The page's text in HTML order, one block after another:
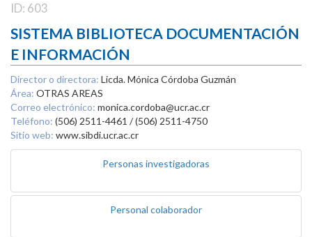
ID: 603
SISTEMA BIBLIOTECA DOCUMENTACIÓN
E INFORMACIÓN
Director o directora: Licda. Mónica Córdoba Guzmán
Área: OTRAS AREAS
Correo electrónico: monica.cordoba@ucr.ac.cr
Teléfono: (506) 2511-4461 / (506) 2511-4750
Sitio web: www.sibdi.ucr.ac.cr
Personas investigadoras
Personal colaborador